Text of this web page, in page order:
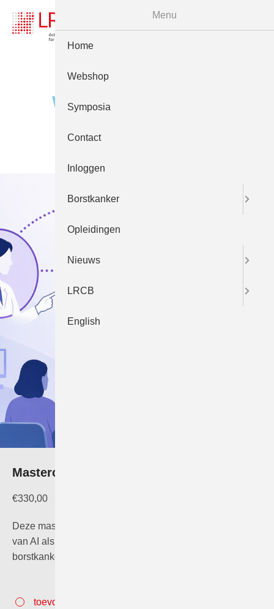
Webshop
Masterclass AI 2026
€330,00
Deze masterclass laat je kennis maken met het gebruik
van AI als ondersteunend hulpmiddel binnen de
borstkankerscreening. Je doet praktijkervaring…
toevoegen aan winkelwagen
Menu
Home
Webshop
Symposia
Contact
Inloggen
Borstkanker
Opleidingen
Nieuws
LRCB
English